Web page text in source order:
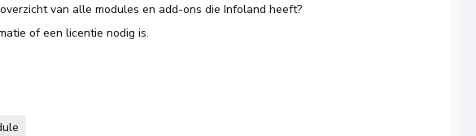
van alle modules en add-ons die Infoland heeft?
of een licentie nodig is.